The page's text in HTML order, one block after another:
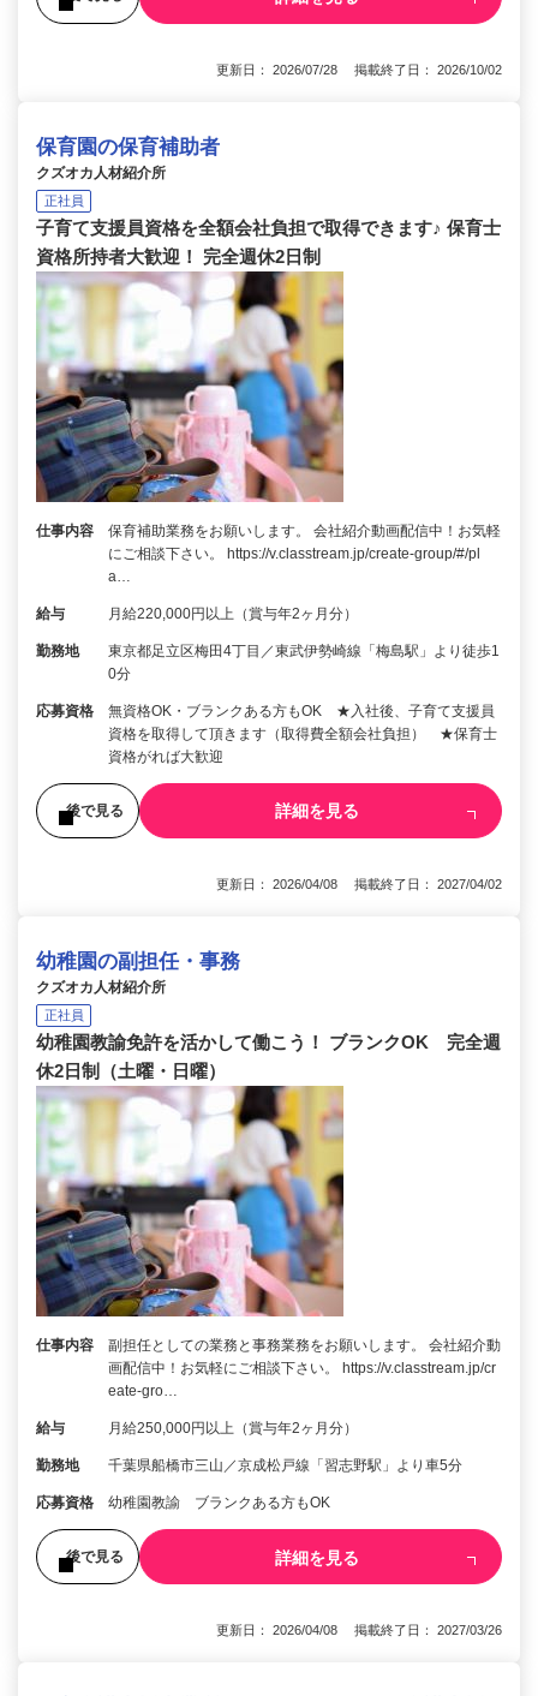
更新日： 2026/07/28 掲載終了日： 2026/10/02
保育園の保育補助者
クズオカ人材紹介所
正社員
子育て支援員資格を全額会社負担で取得できます♪ 保育士
資格所持者大歓迎！ 完全週休2日制
仕事内容
保育補助業務をお願いします。 会社紹介動画配信中！お気軽
にご相談下さい。 https://v.classtream.jp/create-group/#/pl
a…
給与 月給220,000円以上（賞与年2ヶ月分）
勤務地
東京都足立区梅田4丁目／東武伊勢崎線「梅島駅」より徒歩1
0分
応募資格
無資格OK・ブランクある方もOK ★入社後、子育て支援員
資格を取得して頂きます（取得費全額会社負担） ★保育士
資格がれば大歓迎
後で見る 詳細を見る
更新日： 2026/04/08 掲載終了日： 2027/04/02
幼稚園の副担任・事務
クズオカ人材紹介所
正社員
幼稚園教諭免許を活かして働こう！ ブランクOK 完全週
休2日制（土曜・日曜）
仕事内容
副担任としての業務と事務業務をお願いします。 会社紹介動
画配信中！お気軽にご相談下さい。 https://v.classtream.jp/cr
eate-gro…
給与 月給250,000円以上（賞与年2ヶ月分）
勤務地 千葉県船橋市三山／京成松戸線「習志野駅」より車5分
応募資格 幼稚園教諭 ブランクある方もOK
後で見る 詳細を見る
更新日： 2026/04/08 掲載終了日： 2027/03/26